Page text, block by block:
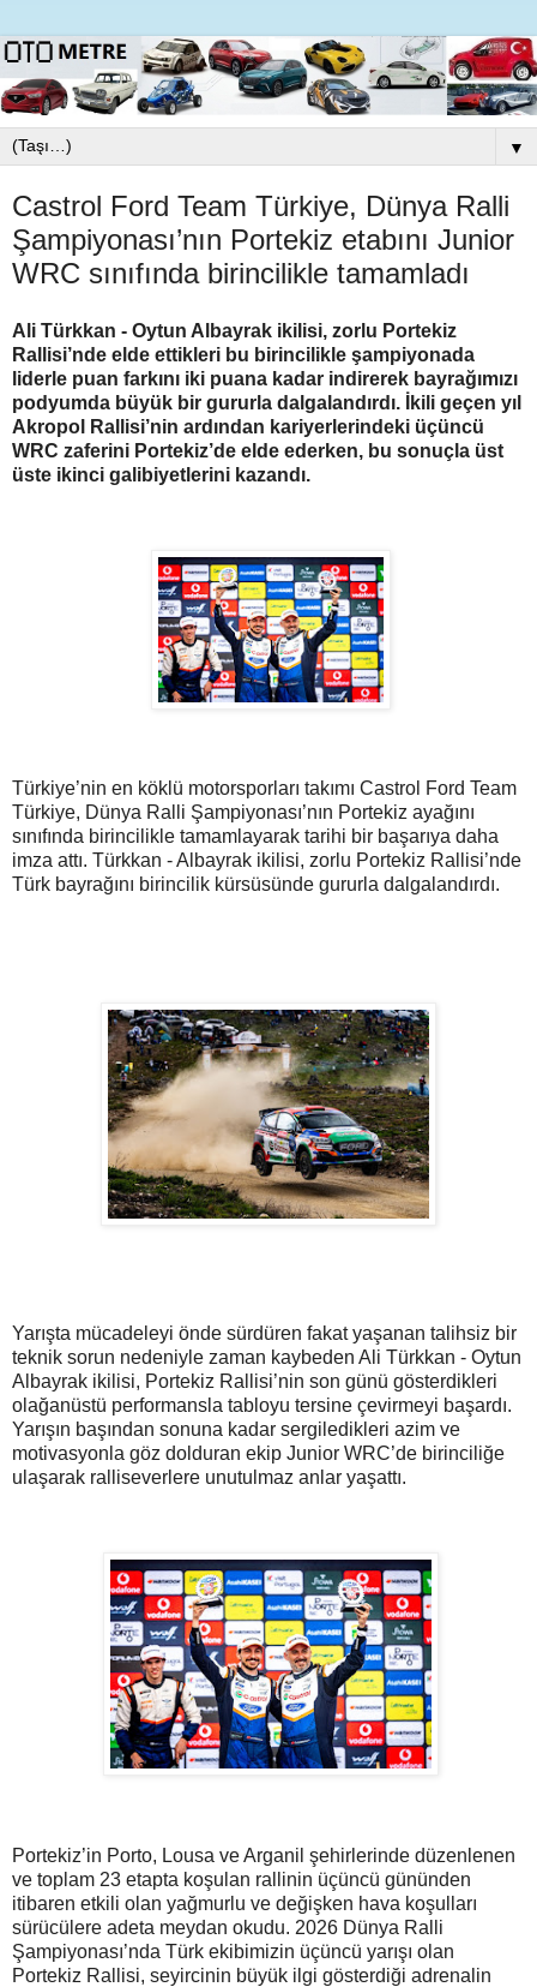
▼
Castrol Ford Team Türkiye, Dünya Ralli
Şampiyonası’nın Portekiz etabını Junior
WRC sınıfında birincilikle tamamladı
Ali Türkkan - Oytun Albayrak ikilisi, zorlu Portekiz
Rallisi’nde elde ettikleri bu birincilikle şampiyonada
liderle puan farkını iki puana kadar indirerek bayrağımızı
podyumda büyük bir gururla dalgalandırdı. İkili geçen yıl
Akropol Rallisi’nin ardından kariyerlerindeki üçüncü
WRC zaferini Portekiz’de elde ederken, bu sonuçla üst
üste ikinci galibiyetlerini kazandı.
Türkiye’nin en köklü motorsporları takımı Castrol Ford Team
Türkiye, Dünya Ralli Şampiyonası’nın Portekiz ayağını
sınıfında birincilikle tamamlayarak tarihi bir başarıya daha
imza attı. Türkkan - Albayrak ikilisi, zorlu Portekiz Rallisi’nde
Türk bayrağını birincilik kürsüsünde gururla dalgalandırdı.
Yarışta mücadeleyi önde sürdüren fakat yaşanan talihsiz bir
teknik sorun nedeniyle zaman kaybeden Ali Türkkan - Oytun
Albayrak ikilisi, Portekiz Rallisi’nin son günü gösterdikleri
olağanüstü performansla tabloyu tersine çevirmeyi başardı.
Yarışın başından sonuna kadar sergiledikleri azim ve
motivasyonla göz dolduran ekip Junior WRC’de birinciliğe
ulaşarak ralliseverlere unutulmaz anlar yaşattı.
Portekiz’in Porto, Lousa ve Arganil şehirlerinde düzenlenen
ve toplam 23 etapta koşulan rallinin üçüncü gününden
itibaren etkili olan yağmurlu ve değişken hava koşulları
sürücülere adeta meydan okudu. 2026 Dünya Ralli
Şampiyonası’nda Türk ekibimizin üçüncü yarışı olan
Portekiz Rallisi, seyircinin büyük ilgi gösterdiği adrenalin